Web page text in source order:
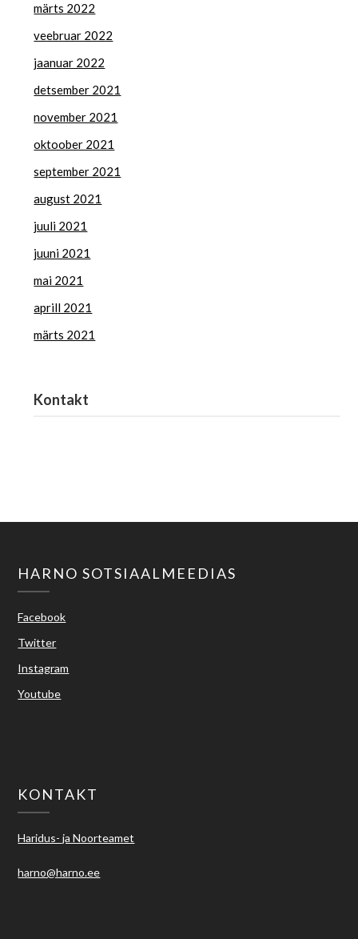
märts 2022
veebruar 2022
jaanuar 2022
detsember 2021
november 2021
oktoober 2021
september 2021
august 2021
juuli 2021
juuni 2021
mai 2021
aprill 2021
märts 2021
Kontakt
HARNO SOTSIAALMEEDIAS
Facebook
Twitter
Instagram
Youtube
KONTAKT
Haridus- ja Noorteamet
harno@harno.ee